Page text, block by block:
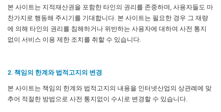
본 사이트는 지적재산권을 포함한 타인의 권리를 존중하며, 사용자들도 마
찬가지로 행동해 주시기를 기대합니다. 본 사이트는 필요한 경우 그 재량
에 의해 타인의 권리를 침해하거나 위반하는 사용자에 대하여 사전 통지
없이 서비스 이용 제한 조치를 취할 수 있습니다.
2. 책임의 한계와 법적고지의 변경
본 사이트는 책임의 한계와 법적고지의 내용을 인터넷산업의 상관례에 맞
추어 적절한 방법으로 사전 통지없이 수시로 변경할 수 있습니다.